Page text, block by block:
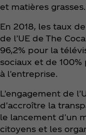
et matières grasses.
En 2018, les taux
de l'UE de The
96,2% pour la
sociaux et de
à l'entreprise.
L'engagement de
d'accroître la
le lancement d'un
citoyens et les